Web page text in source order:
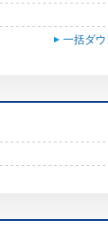
一括ダ